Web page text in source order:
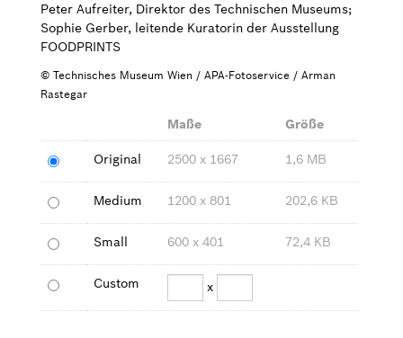
Peter Aufreiter, Direktor des Technischen Museums;
Sophie Gerber, leitende Kuratorin der Ausstellung
FOODPRINTS
© Technisches Museum Wien / APA-Fotoservice / Arman
Rastegar
Maße Größe
Original 2500 x 1667 1,6 MB
Medium 1200 x 801 202,6 KB
Small 600 x 401 72,4 KB
Custom x